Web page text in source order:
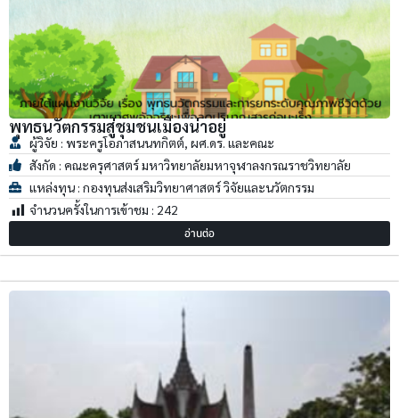
พุทธนวัตกรรมสู่ชุมชนเมืองน่าอยู่
ผู้วิจัย : พระครูโอภาสนนทกิตต์, ผศ.ดร. และคณะ
สังกัด : คณะครุศาสตร์ มหาวิทยาลัยมหาจุฬาลงกรณราชวิทยาลัย
แหล่งทุน : กองทุนส่งเสริมวิทยาศาสตร์ วิจัยและนวัตกรรม
จำนวนครั้งในการเข้าชม : 242
อ่านต่อ